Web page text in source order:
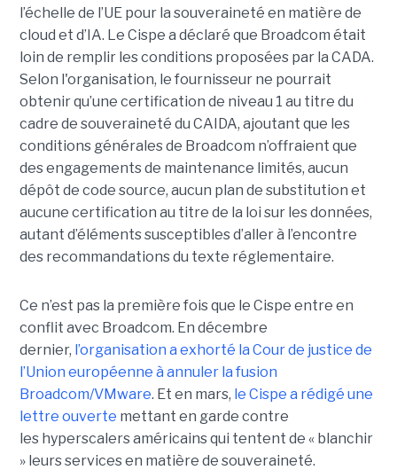
l’échelle de l’UE pour la souveraineté en matière de
cloud et d’IA. Le Cispe a déclaré que Broadcom était
loin de remplir les conditions proposées par la CADA.
Selon l'organisation, le fournisseur ne pourrait
obtenir qu’une certification de niveau 1 au titre du
cadre de souveraineté du CAIDA, ajoutant que les
conditions générales de Broadcom n’offraient que
des engagements de maintenance limités, aucun
dépôt de code source, aucun plan de substitution et
aucune certification au titre de la loi sur les données,
autant d’éléments susceptibles d’aller à l’encontre
des recommandations du texte réglementaire.
Ce n’est pas la première fois que le Cispe entre en
conflit avec Broadcom. En décembre
dernier, l’organisation a exhorté la Cour de justice de
l’Union européenne à annuler la fusion
Broadcom/VMware. Et en mars, le Cispe a rédigé une
lettre ouverte mettant en garde contre
les hyperscalers américains qui tentent de « blanchir
» leurs services en matière de souveraineté.